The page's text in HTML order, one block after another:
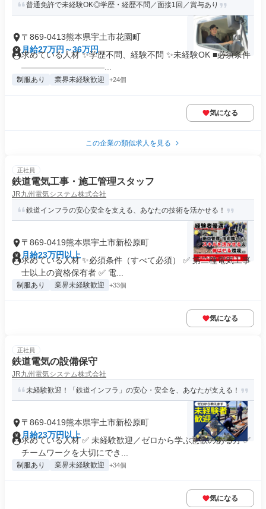
普通免許で未経験OK◎学歴・経歴不問／面接1回／賞与あり
〒869-0413熊本県宇土市花園町
月給27万円～36万円
求めている人材 ✨学歴不問、経験不問 ✨未経験OK ■必須条件
――――――――――...
制服あり 業界未経験歓迎 +24個
気になる
この企業の類似求人を見る
正社員
鉄道電気工事・施工管理スタッフ
JR九州電気システム株式会社
鉄道インフラの安心安全を支える、あなたの技術を活かせる！
〒869-0419熊本県宇土市新松原町
月給23万円以上
求めている人材 ✨必須条件（すべて必須） ✅ 第二種電気工事
士以上の資格保有者 ✅ 電...
制服あり 業界未経験歓迎 +33個
気になる
正社員
鉄道電気の設備保守
JR九州電気システム株式会社
未経験歓迎！「鉄道インフラ」の安心・安全を、あなたが支える！
〒869-0419熊本県宇土市新松原町
月給23万円以上
求めている人材 ✅ 未経験歓迎／ゼロから学ぶ意欲のある方 ✅
チームワークを大切にでき...
制服あり 業界未経験歓迎 +34個
気になる